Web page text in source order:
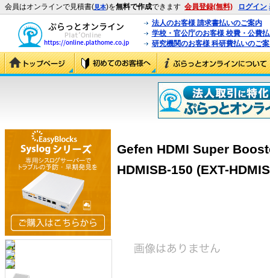
会員はオンラインで見積書(見本)を無料で作成できます 会員登録(無料) ログイン
法人のお客様 請求書払いのご案内
学校・官公庁のお客様 校費・公費
研究機関のお客様 科研費払いのご
Gefen HDMI Super
HDMISB-150 (EXT-